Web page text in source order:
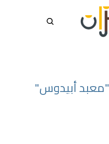
"معبد أبيدوس"